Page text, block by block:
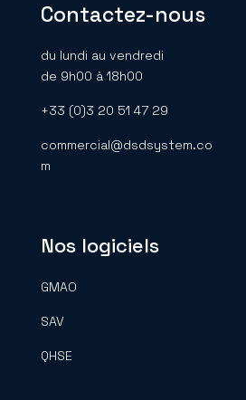
Contactez-nous
du lundi au vendredi
de 9h00 à 18h00
+33 (0)3 20 51 47 29
commercial@dsdsystem.co
m
Nos logiciels
GMAO
SAV
QHSE